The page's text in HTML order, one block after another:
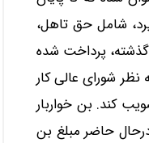
شامل حق تاهل،
است که در دو سال گذشته، پرداخت شده
شده و چنانچه نظر شورای عالی کار
کند. بن خواربار
حاضر مبلغ بن